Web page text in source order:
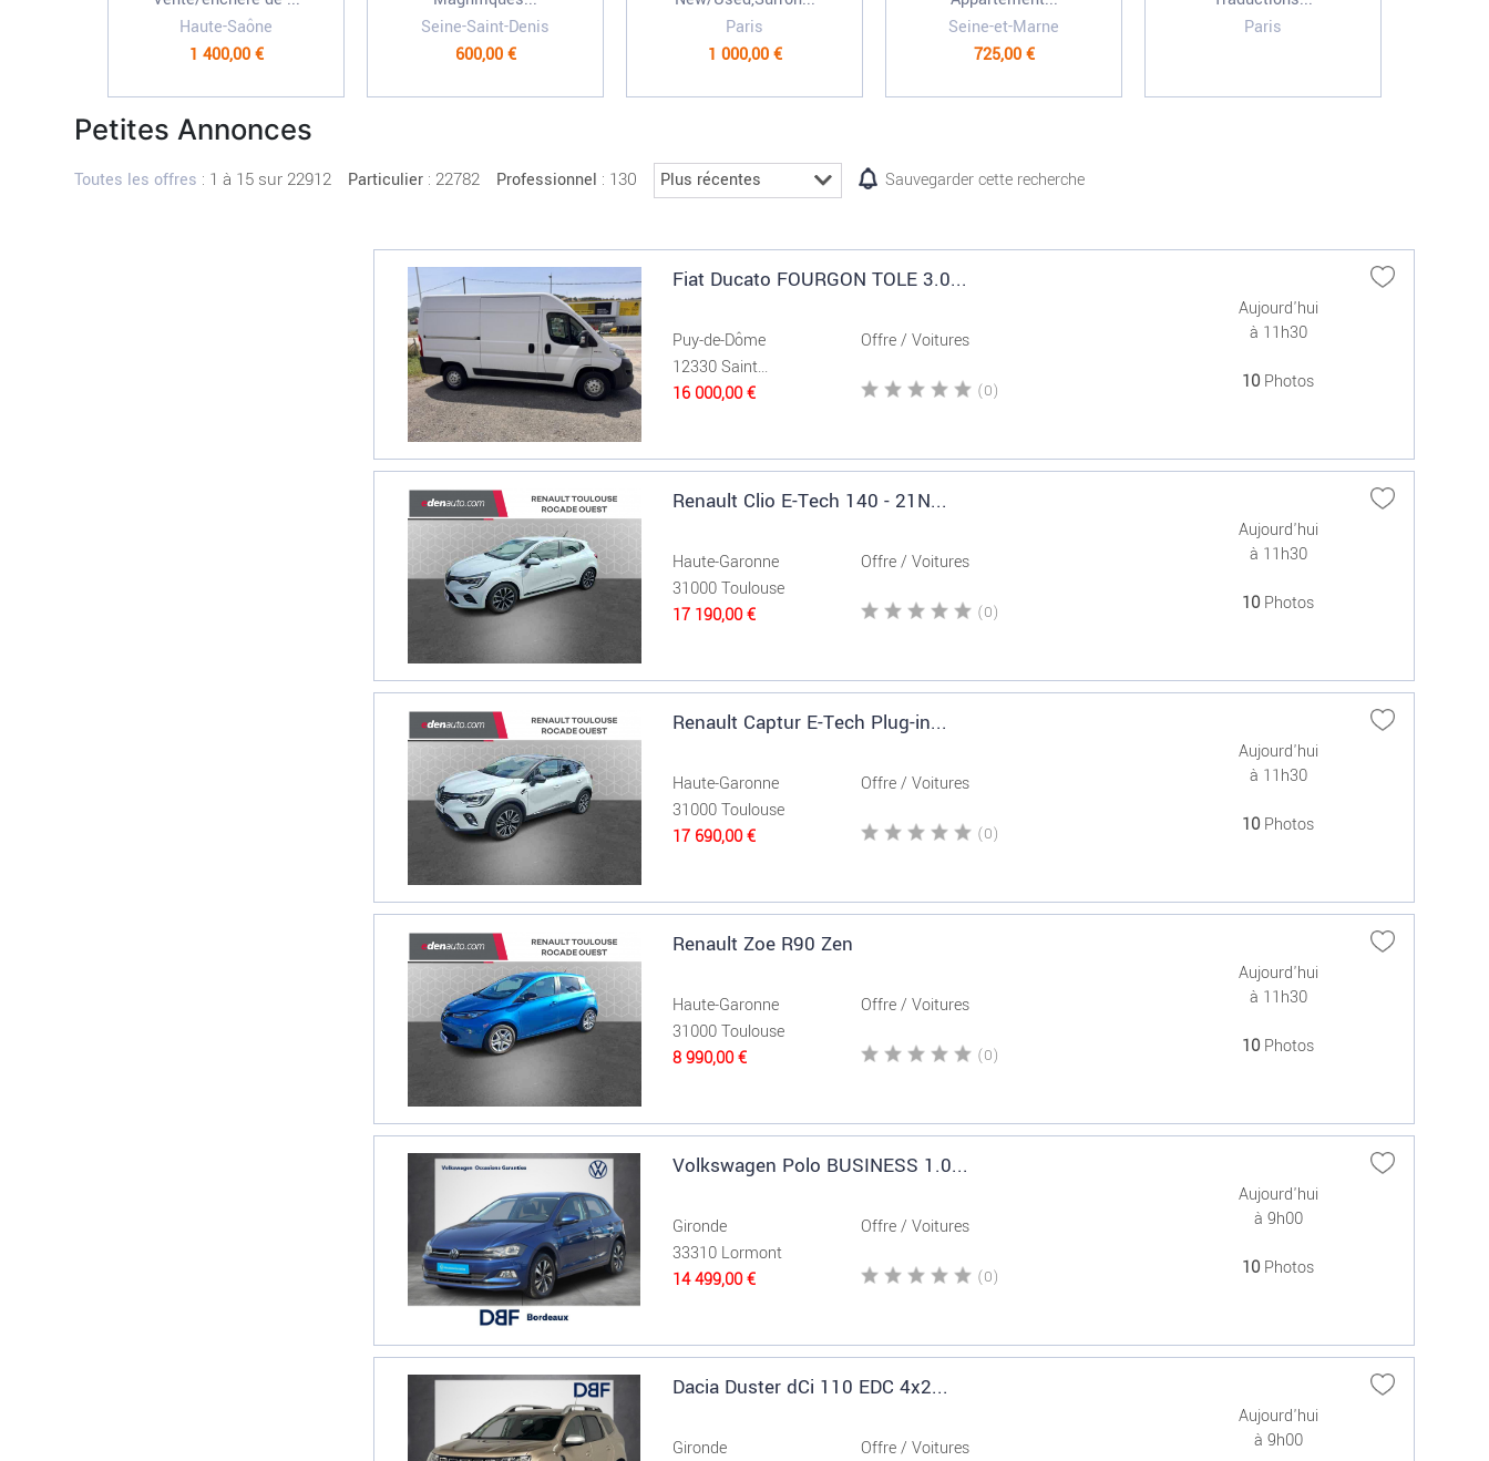
Haute-Saône
1 400,00 €
Seine-Saint-Denis
600,00 €
Paris
1 000,00 €
Seine-et-Marne
725,00 €
Paris
Petites Annonces
Toutes les offres : 1 à 15 sur 22912 Particulier : 22782 Professionnel : 130 Sauvegarder cette recherche
Fiat Ducato FOURGON TOLE 3.0...
Puy-de-Dôme
12330 Saint...
16 000,00 €
Offre / Voitures
(0)
Aujourd'hui
à 11h30
10 Photos
Renault Clio E-Tech 140 - 21N...
Haute-Garonne
31000 Toulouse
17 190,00 €
Offre / Voitures
(0)
Aujourd'hui
à 11h30
10 Photos
Renault Captur E-Tech Plug-in...
Haute-Garonne
31000 Toulouse
17 690,00 €
Offre / Voitures
(0)
Aujourd'hui
à 11h30
10 Photos
Renault Zoe R90 Zen
Haute-Garonne
31000 Toulouse
8 990,00 €
Offre / Voitures
(0)
Aujourd'hui
à 11h30
10 Photos
Volkswagen Polo BUSINESS 1.0...
Gironde
33310 Lormont
14 499,00 €
Offre / Voitures
(0)
Aujourd'hui
à 9h00
10 Photos
Dacia Duster dCi 110 EDC 4x2...
Gironde
Offre / Voitures
Aujourd'hui
à 9h00